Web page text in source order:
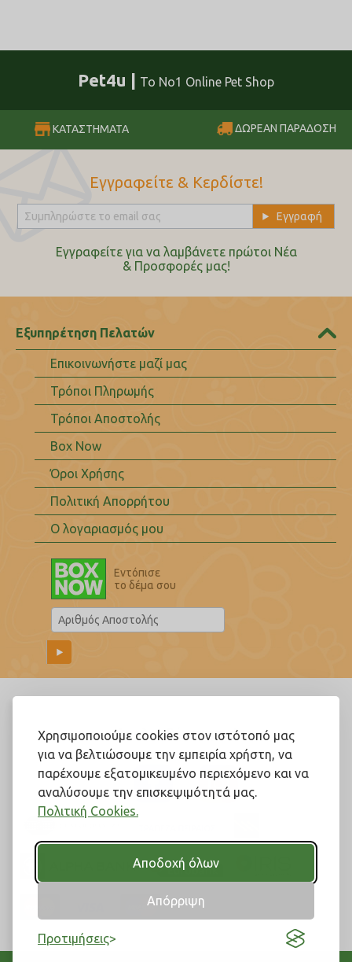
Χρησιμοποιούμε cookies στον ιστότοπό μας
για να βελτιώσουμε την εμπειρία χρήστη, να
παρέχουμε εξατομικευμένο περιεχόμενο και να
αναλύσουμε την επισκεψιμότητά μας.
Πολιτική Cookies.
Αποδοχή όλων
Απόρριψη
Προτιμήσεις
Pet4u | Το No1 Online Pet Shop
ΚΑΤΑΣΤΗΜΑΤΑ ΔΩΡΕΑΝ ΠΑΡΑΔΟΣΗ
Εγγραφείτε & Κερδίστε!
Εγγραφείτε για να λαμβάνετε πρώτοι Nέα
& Προσφορές μας!
Εξυπηρέτηση Πελατών
Επικοινωνήστε μαζί μας
Τρόποι Πληρωμής
Τρόποι Αποστολής
Box Now
Όροι Χρήσης
Πολιτική Απορρήτου
Ο λογαριασμός μου
Εντόπισε
το δέμα σου
Ακολουθήστε μας!